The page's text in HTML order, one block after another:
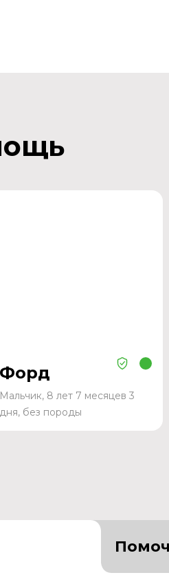
Форд
Мальчик, 8 лет 7 месяцев 3
дня, без породы